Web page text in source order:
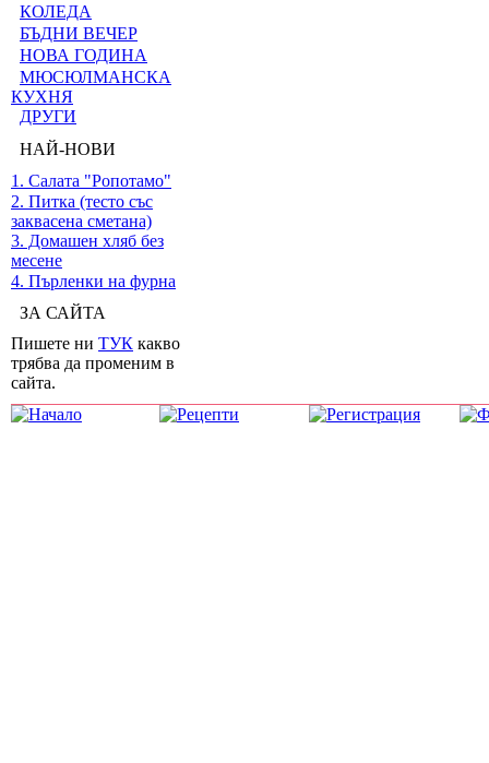
КОЛЕДА
БЪДНИ ВЕЧЕР
НОВА ГОДИНА
МЮСЮЛМАНСКА
КУХНЯ
ДРУГИ
НАЙ-НОВИ
1. Салата "Ропотамо"
2. Питка (тесто със
заквасена сметана)
3. Домашен хляб без
месене
4. Пърленки на фурна
ЗА САЙТА
Пишете ни ТУК какво
трябва да променим в
сайта.